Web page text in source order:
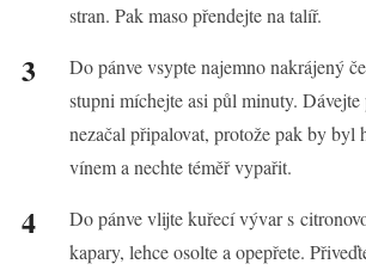
stran. Pak maso přendejte na talíř.
Do pánve vsypte najemno nakrájený
stupni míchejte asi půl minuty. Dávejte
nezačal připalovat, protože pak by byl
vínem a nechte téměř vypařit.
Do pánve vlijte kuřecí vývar s
kapary, lehce osolte a opepřete.